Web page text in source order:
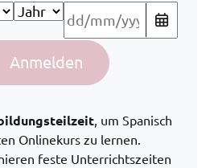
mit Zertifikat –
Anmelden
, um Spanisch
Onlinekurs zu lernen.
feste Unterrichtszeiten